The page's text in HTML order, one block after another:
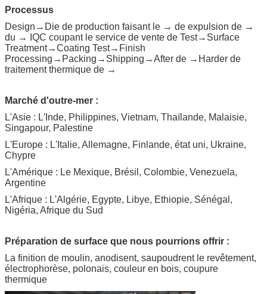
Processus
Design→Die de production faisant le → de expulsion de →
du → IQC coupant le service de vente de Test→Surface
Treatment→Coating Test→Finish
Processing→Packing→Shipping→After de →Harder de
traitement thermique de →
Marché d'outre-mer :
L'Asie : L'Inde, Philippines, Vietnam, Thaïlande, Malaisie,
Singapour, Palestine
L'Europe : L'Italie, Allemagne, Finlande, état uni, Ukraine,
Chypre
L'Amérique : Le Mexique, Brésil, Colombie, Venezuela,
Argentine
L'Afrique : L'Algérie, Egypte, Libye, Ethiopie, Sénégal,
Nigéria, Afrique du Sud
Préparation de surface que nous pourrions offrir :
La finition de moulin, anodisent, saupoudrent le revêtement,
électrophorèse, polonais, couleur en bois, coupure
thermique